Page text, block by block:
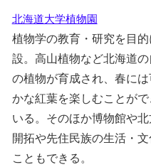
北海道大学植物園
植物学の教育・研究を目
設。高山植物など北海道
の植物が育成され、春に
かな紅葉を楽しむことが
いる。そのほか博物館や
開拓や先住民族の生活・
こともできる。